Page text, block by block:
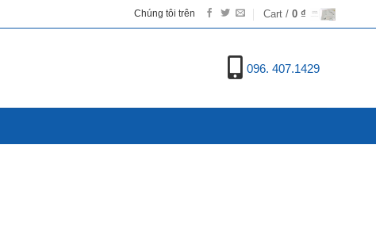
Chúng tôi trên Cart / 0 ₫
096. 407.1429